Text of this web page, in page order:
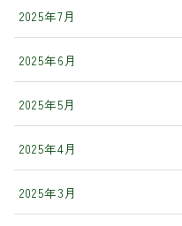
2025年7月
2025年6月
2025年5月
2025年4月
2025年3月